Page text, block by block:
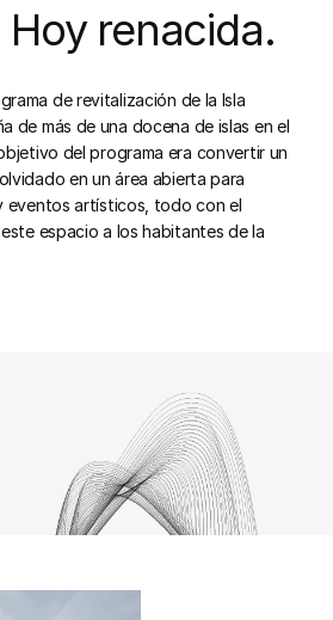
renacida.
de revitalización de la Isla
de más de una docena de islas en el
del programa era convertir un
en un área abierta para
eventos artísticos, todo con el
espacio a los habitantes de la